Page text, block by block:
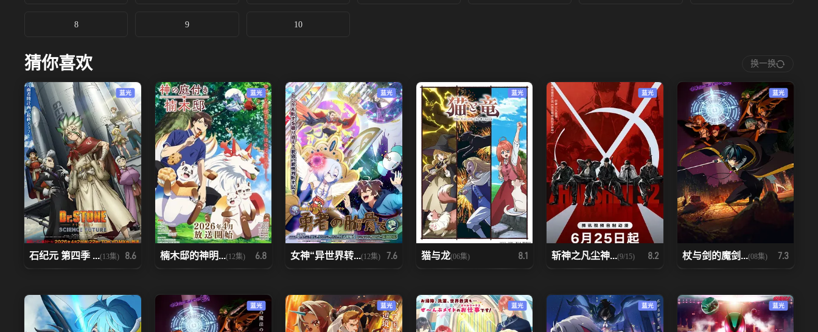
8 9 10
猜你喜欢 换一换
蓝光
石纪元 第四季 ...(13集) 8.6
蓝光
楠木邸的神明...(12集) 6.8
蓝光
女神“异世界转...(12集) 7.6
蓝光
猫与龙(06集) 8.1
蓝光
斩神之凡尘神...(9/15) 8.2
蓝光
杖与剑的魔剑...(08集) 7.3
蓝光 蓝光 蓝光 蓝光 蓝光